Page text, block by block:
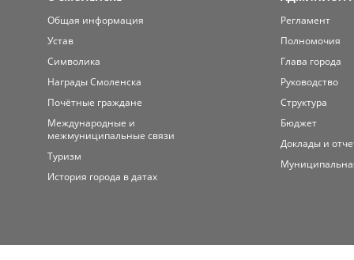
Общая информация
Устав
Символика
Награды Смоленска
Почётные граждане
Международные и
межмуниципальные связи
Туризм
История города в датах
Регламент
Полномочия
Глава города
Руководство
Структура
Бюджет
Доклады и